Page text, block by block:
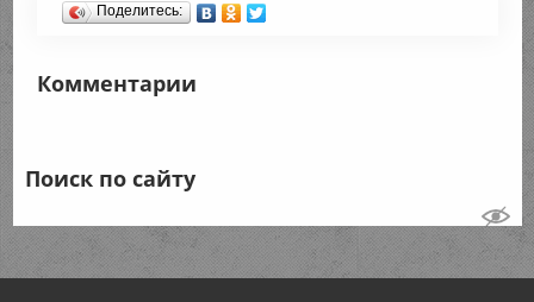
Поделитесь:
Комментарии
Поиск по сайту